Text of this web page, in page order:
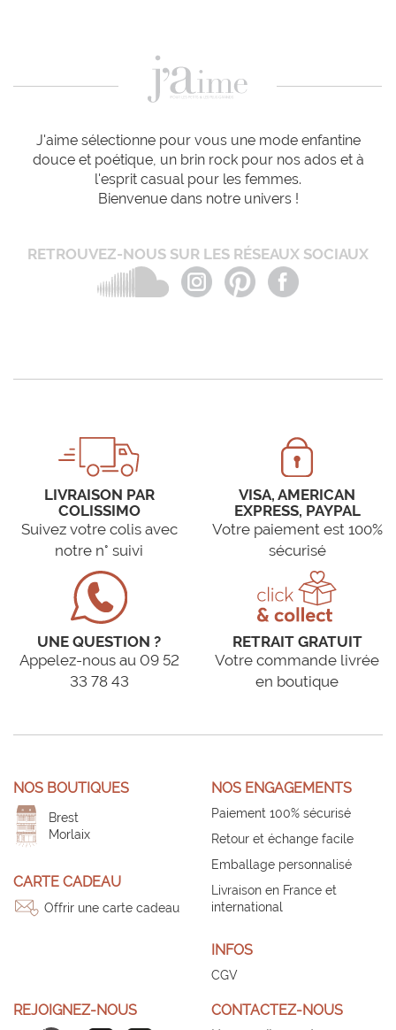
J'aime sélectionne pour vous une mode enfantine
douce et poétique, un brin rock pour nos ados et à
l'esprit casual pour les femmes.
Bienvenue dans notre univers !
RETROUVEZ-NOUS SUR LES RÉSEAUX SOCIAUX
LIVRAISON PAR
COLISSIMO
Suivez votre colis avec
notre n° suivi
VISA, AMERICAN
EXPRESS, PAYPAL
Votre paiement est 100%
sécurisé
UNE QUESTION ?
Appelez-nous au 09 52
33 78 43
RETRAIT GRATUIT
Votre commande livrée
en boutique
NOS BOUTIQUES
Brest
Morlaix
CARTE CADEAU
Offrir une carte cadeau
NOS ENGAGEMENTS
Paiement 100% sécurisé
Retour et échange facile
Emballage personnalisé
Livraison en France et
international
INFOS
CGV
REJOIGNEZ-NOUS CONTACTEZ-NOUS